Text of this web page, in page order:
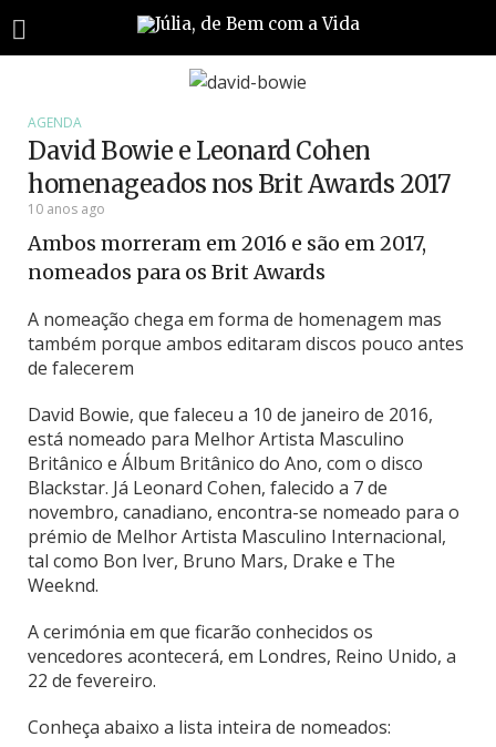
AGENDA
David Bowie e Leonard Cohen
homenageados nos Brit Awards 2017
10 anos ago
Ambos morreram em 2016 e são em 2017,
nomeados para os Brit Awards
A nomeação chega em forma de homenagem mas
também porque ambos editaram discos pouco antes
de falecerem
David Bowie, que faleceu a 10 de janeiro de 2016,
está nomeado para Melhor Artista Masculino
Britânico e Álbum Britânico do Ano, com o disco
Blackstar. Já Leonard Cohen, falecido a 7 de
novembro, canadiano, encontra-se nomeado para o
prémio de Melhor Artista Masculino Internacional,
tal como Bon Iver, Bruno Mars, Drake e The
Weeknd.
A cerimónia em que ficarão conhecidos os
vencedores acontecerá, em Londres, Reino Unido, a
22 de fevereiro.
Conheça abaixo a lista inteira de nomeados: